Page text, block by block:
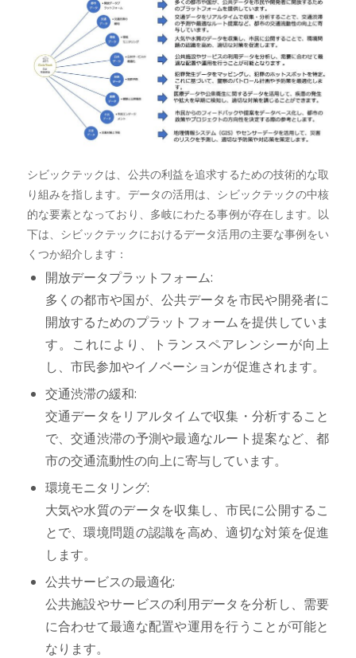
シビックテックは、公共の利益を追求するための技術的な取
り組みを指します。データの活用は、シビックテックの中核
的な要素となっており、多岐にわたる事例が存在します。以
下は、シビックテックにおけるデータ活用の主要な事例をい
くつか紹介します：
開放データプラットフォーム:
多くの都市や国が、公共データを市民や開発者に
開放するためのプラットフォームを提供していま
す。これにより、トランスペアレンシーが向上
し、市民参加やイノベーションが促進されます。
交通渋滞の緩和:
交通データをリアルタイムで収集・分析すること
で、交通渋滞の予測や最適なルート提案など、都
市の交通流動性の向上に寄与しています。
環境モニタリング:
大気や水質のデータを収集し、市民に公開するこ
とで、環境問題の認識を高め、適切な対策を促進
します。
公共サービスの最適化:
公共施設やサービスの利用データを分析し、需要
に合わせて最適な配置や運用を行うことが可能と
なります。